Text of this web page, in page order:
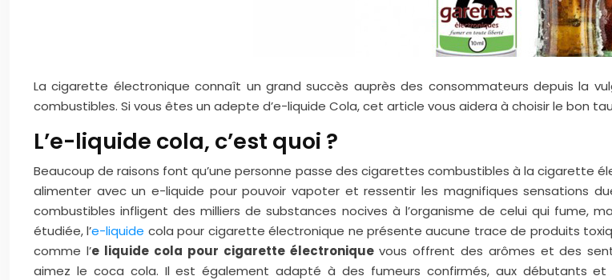
La cigarette électronique connaît un grand succès auprès des consommateurs depuis la
combustibles. Si vous êtes un adepte d’e-liquide Cola, cet article vous aidera à choisir le bon
L’e-liquide cola, c’est quoi ?
Beaucoup de raisons font qu’une personne passe des cigarettes combustibles à la
alimenter avec un e-liquide pour pouvoir vapoter et ressentir les magnifiques sensations
combustibles infligent des milliers de substances nocives à l’organisme de celui qui fume,
étudiée, l’e-liquide cola pour cigarette électronique ne présente aucune trace de produits
comme l’e liquide cola pour cigarette électronique vous offrent des arômes et des
aimez le coca cola. Il est également adapté à des fumeurs confirmés, aux débutants